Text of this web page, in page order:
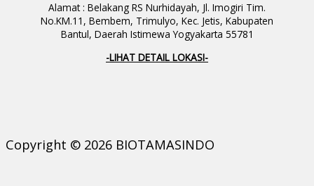
Alamat : Belakang RS Nurhidayah, Jl. Imogiri Tim.
No.KM.11, Bembem, Trimulyo, Kec. Jetis, Kabupaten
Bantul, Daerah Istimewa Yogyakarta 55781
-LIHAT DETAIL LOKASI-
Copyright © 2026 BIOTAMASINDO